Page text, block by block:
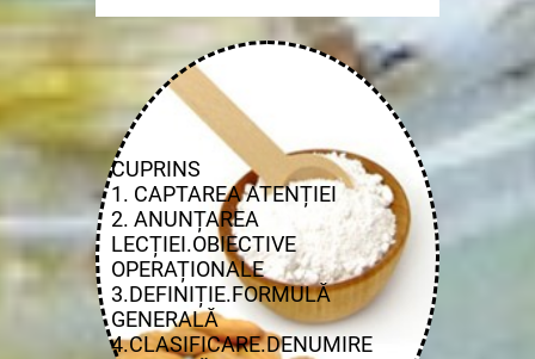
CUPRINS
1. CAPTAREA ATENȚIEI
2. ANUNȚAREA
LECȚIEI.OBIECTIVE
OPERAȚIONALE
3.DEFINIȚIE.FORMULĂ
GENERALĂ
4.CLASIFICARE.DENUMIRE